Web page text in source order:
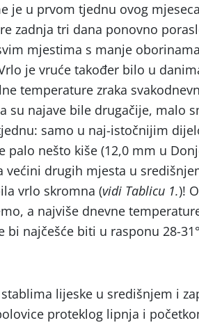
je u prvom tjednu ovog
zadnja tri dana ponovno
mjestima s manje
je vruće također bilo u
temperature zraka
su najave bile drugačije, malo
samo u naj-istočnijim
palo nešto kiše (12,0 mm u
većini drugih mjesta u
vrlo skromna (vidi Tablicu 1.)!
a najviše dnevne
najčešće biti u rasponu 28-
lijeske u središnjem i
proteklog lipnja i